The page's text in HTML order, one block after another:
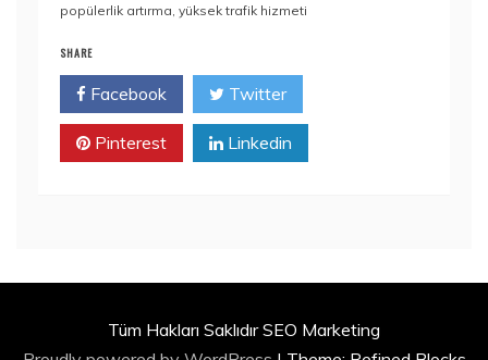
popülerlik artırma, yüksek trafik hizmeti
SHARE
Facebook Twitter
Pinterest Linkedin
Tüm Hakları Saklıdır SEO Marketing